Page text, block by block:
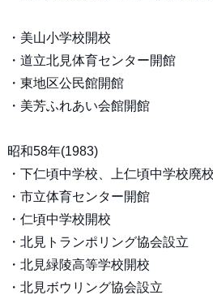
・美山小学校開校
・道立北見体育セン
・東地区公民館開
・美芳ふれあい会館開館
昭和58年(1983)
・下仁頃中学校、上仁
・市立体育センター
・仁頃中学校開校
・北見トランポリング
・北見緑陵高等学校
・北見ボウリング協会設立